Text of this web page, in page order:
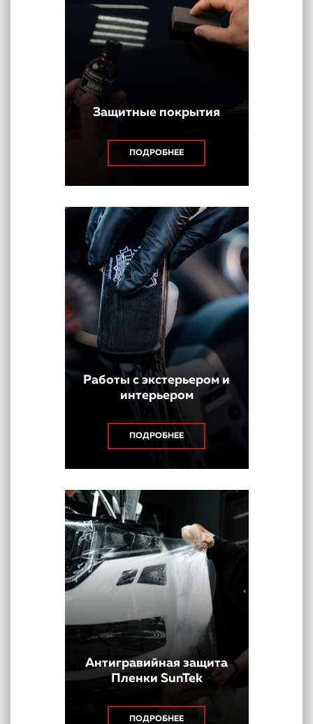
Защитные покрытия
ПОДРОБНЕЕ
Работы с экстерьером и
интерьером
ПОДРОБНЕЕ
Антигравийная защита
Пленки SunTek
ПОДРОБНЕЕ